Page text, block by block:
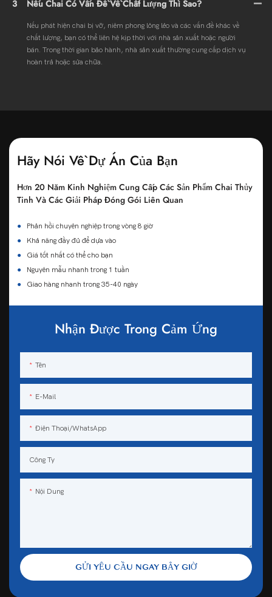
3 Nếu Chai Có Vấn Đề Về Chất Lượng Thì Sao?
Nếu phát hiện chai bị vỡ, niêm phong lỏng lẻo và các vấn đề khác về
chất lượng, bạn có thể liên hệ kịp thời với nhà sản xuất hoặc người
bán. Trong thời gian bảo hành, nhà sản xuất thường cung cấp dịch vụ
hoàn trả hoặc sửa chữa.
Hãy Nói Về Dự Án Của Bạn
Hơn 20 Năm Kinh Nghiệm Cung Cấp Các Sản Phẩm Chai Thủy
Tinh Và Các Giải Pháp Đóng Gói Liên Quan
●
Phản hồi chuyên nghiệp trong vòng 8 giờ
●
Khả năng đầy đủ để dựa vào
●
Giá tốt nhất có thể cho bạn
●
Nguyên mẫu nhanh trong 1 tuần
●
Giao hàng nhanh trong 35-40 ngày
Nhận Được Trong Cảm Ứng
Tên
E-Mail
Điện Thoại/WhatsApp
Công Ty
Nội Dung
GỬI YÊU CẦU NGAY BÂY GIỜ